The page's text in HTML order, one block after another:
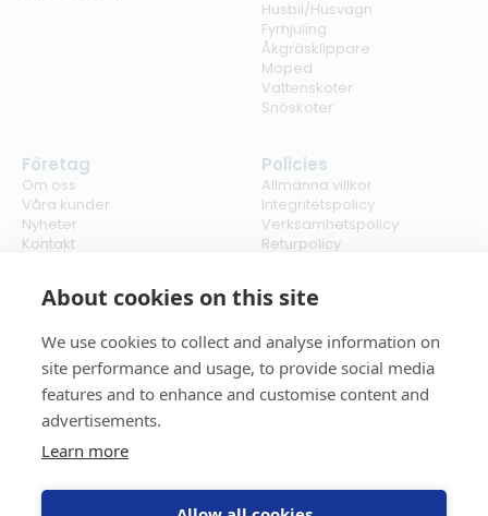
About cookies on this site
We use cookies to collect and analyse information on
site performance and usage, to provide social media
features and to enhance and customise content and
advertisements.
Learn more
Husbil/Husvagn
Fyrhjuling
Åkgräsklippare
Moped
Vattenskoter
Snöskoter
Företag
Om oss
Våra kunder
Nyheter
Kontakt
Policies
Allmänna villkor
Integritetspolicy
Verksamhetspolicy
Returpolicy
Cookies